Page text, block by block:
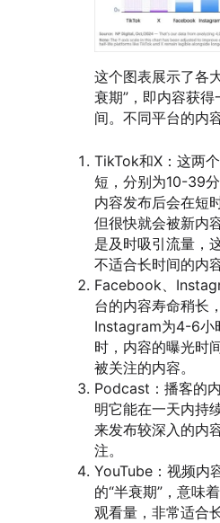
这个图表展示了各
衰期”，即内容获
间。不同平台的内
TikTok和X：这两
短，分别为10-39
内容发布后会在短
但很快就会被新内
是及时吸引流量，
不适合长时间的内
Facebook、
台的内容寿命稍长
Instagram为4-6小
时，内容的曝光时
被关注的内容。
Podcast：播客的
明它能在一天内持
来发布较深入的内
注。
YouTube：视频内
的“半衰期”，意味
观看量，非常适合